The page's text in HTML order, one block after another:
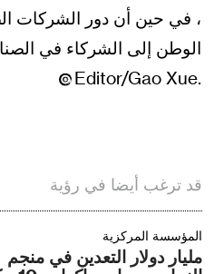
، في حين أن دور الشركات
الوطن إلى الشركاء في
.Editor/Gao Xue
قد ترغب أيضا في رؤية
المؤسسة المركزية
مليار دولار التعدين في منجم